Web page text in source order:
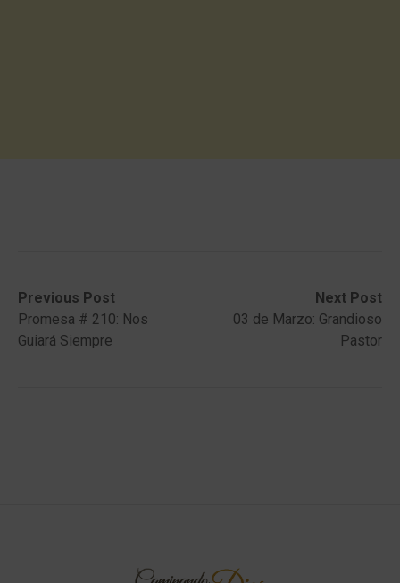
Post
navigation
Previous Post
Previous
post:Promesa # 210: Nos
Guiará Siempre
Next Post
Next
post:
03 de Marzo: Grandioso
Pastor